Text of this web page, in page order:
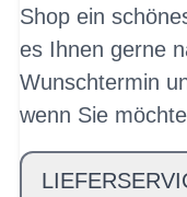
Shop ein
es Ihnen gerne
Wunschtermin
wenn Sie